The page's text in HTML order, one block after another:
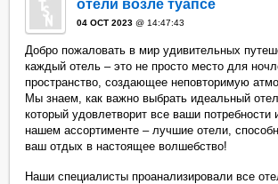
отели возле туапсе
04 OCT 2023 @ 14:47:43
Добро пожаловать в мир удивительных
каждый отель – это не просто место для
пространство, создающее неповторимую
Мы знаем, как важно выбрать идеальный
который удовлетворит все ваши
нашем ассортименте – лучшие отели,
ваш отдых в настоящее волшебство!
Наши специалисты проанализировали все